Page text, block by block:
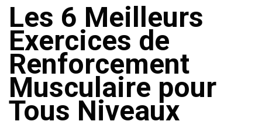
Les 6 Meilleurs
Exercices de
Renforcement
Musculaire pour
Tous Niveaux